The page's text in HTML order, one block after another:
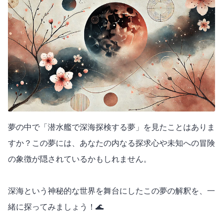
夢の中で「潜水艦で深海探検する夢」を見たことはありま
すか？この夢には、あなたの内なる探求心や未知への冒険
の象徴が隠されているかもしれません。
深海という神秘的な世界を舞台にしたこの夢の解釈を、一
緒に探ってみましょう！🌊